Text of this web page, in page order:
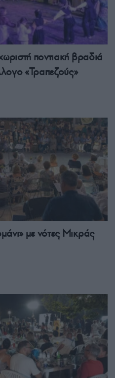
ποντιακή βραδιά
«Τραπεζούς»
με νότες Μικράς